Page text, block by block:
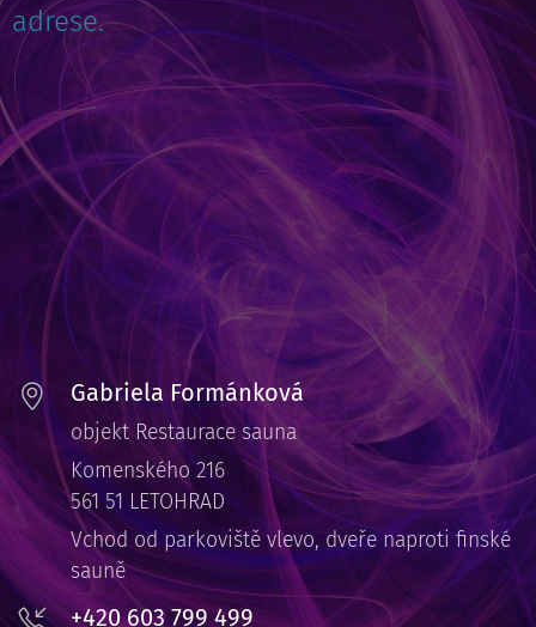
adrese.
Gabriela Formánková
objekt Restaurace sauna
Komenského 216
561 51 LETOHRAD
Vchod od parkoviště vlevo, dveře naproti finské
sauně
+420 603 799 499